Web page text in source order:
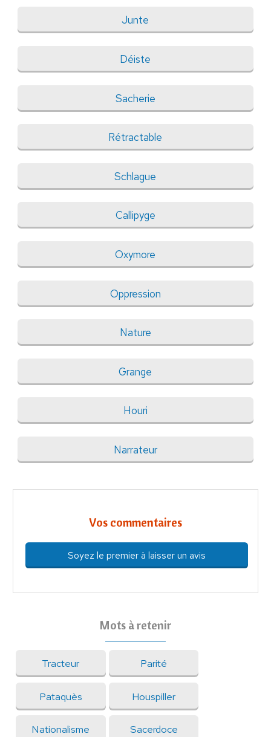
Junte
Déiste
Sacherie
Rétractable
Schlague
Callipyge
Oxymore
Oppression
Nature
Grange
Houri
Narrateur
Vos commentaires
Soyez le premier à laisser un avis
Mots à retenir
Tracteur Parité
Pataquès Houspiller
Nationalisme Sacerdoce